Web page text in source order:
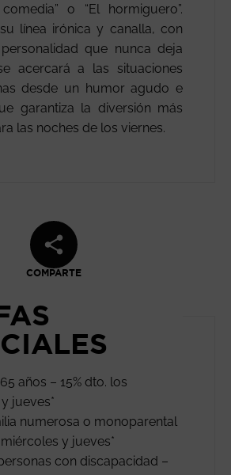
o “El hormiguero”.
línea irónica y canalla, con
que nunca deja
acercará a las situaciones
desde un humor agudo e
garantiza la diversión más
las noches de los viernes.
COMPARTE
años – 15% dto. los
jueves*
numerosa o monoparental
miércoles y jueves*
con discapacidad –